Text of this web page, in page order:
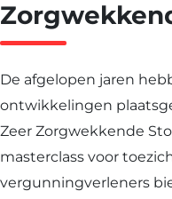
De afgelopen jaren
ontwikkelingen
Zeer Zorgwekkende
masterclass voor
vergunningverleners